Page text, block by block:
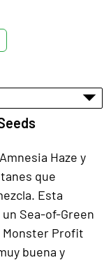
Haze y
que
Esta
Sea-of-Green
Monster Profit
buena y